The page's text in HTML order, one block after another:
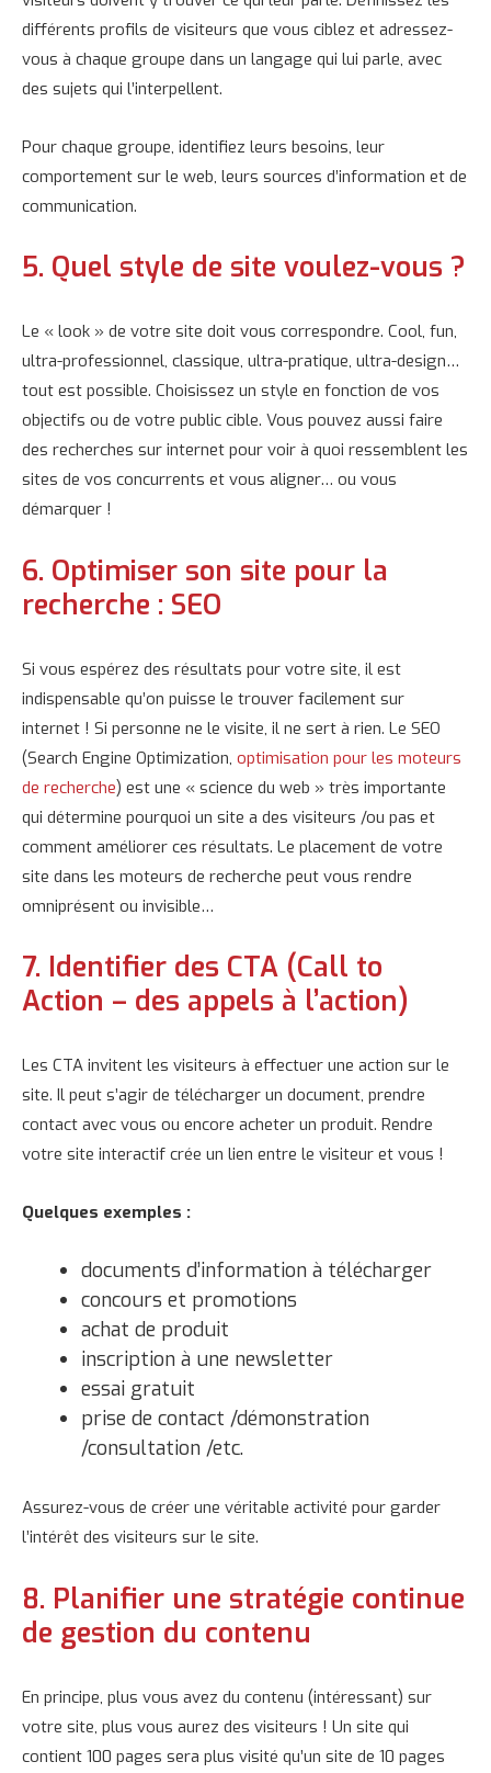
différents profils de visiteurs que vous ciblez et adressez-
vous à chaque groupe dans un langage qui lui parle, avec
des sujets qui l’interpellent.
Pour chaque groupe, identifiez leurs besoins, leur
comportement sur le web, leurs sources d’information et de
communication.
5. Quel style de site voulez-vous ?
Le « look » de votre site doit vous correspondre. Cool, fun,
ultra-professionnel, classique, ultra-pratique, ultra-design…
tout est possible. Choisissez un style en fonction de vos
objectifs ou de votre public cible. Vous pouvez aussi faire
des recherches sur internet pour voir à quoi ressemblent les
sites de vos concurrents et vous aligner… ou vous
démarquer !
6. Optimiser son site pour la
recherche : SEO
Si vous espérez des résultats pour votre site, il est
indispensable qu’on puisse le trouver facilement sur
internet ! Si personne ne le visite, il ne sert à rien. Le SEO
(Search Engine Optimization, optimisation pour les moteurs
de recherche) est une « science du web » très importante
qui détermine pourquoi un site a des visiteurs /ou pas et
comment améliorer ces résultats. Le placement de votre
site dans les moteurs de recherche peut vous rendre
omniprésent ou invisible…
7. Identifier des CTA (Call to
Action – des appels à l’action)
Les CTA invitent les visiteurs à effectuer une action sur le
site. Il peut s’agir de télécharger un document, prendre
contact avec vous ou encore acheter un produit. Rendre
votre site interactif crée un lien entre le visiteur et vous !
Quelques exemples :
documents d’information à télécharger
concours et promotions
achat de produit
inscription à une newsletter
essai gratuit
prise de contact /démonstration
/consultation /etc.
Assurez-vous de créer une véritable activité pour garder
l’intérêt des visiteurs sur le site.
8. Planifier une stratégie continue
de gestion du contenu
En principe, plus vous avez du contenu (intéressant) sur
votre site, plus vous aurez des visiteurs ! Un site qui
contient 100 pages sera plus visité qu’un site de 10 pages